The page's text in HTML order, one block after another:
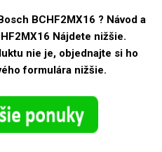
BCHF2MX16 ? Návod a
Nájdete nižšie.
nie je, objednajte si ho
formulára nižšie.